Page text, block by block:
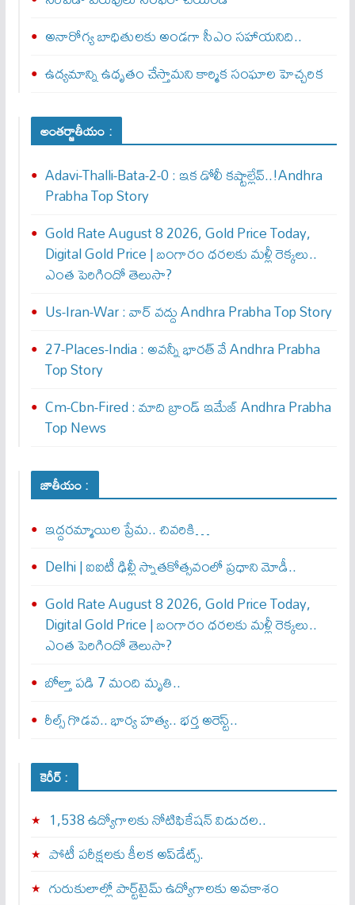
అనారోగ్య బాధితులకు అండగా సీఎం సహాయనిది..
ఉద్యమాన్ని ఉధృతం చేస్తామని కార్మిక సంఘాల హెచ్చరిక
అంతర్జాతీయం :
Adavi-Thalli-Bata-2-0 : ఇక డోలీ క‌ష్టాల్లేవ్..!Andhra
Prabha Top Story
Gold Rate August 8 2026, Gold Price Today,
Digital Gold Price | బంగారం ధరలకు మళ్లీ రెక్కలు..
ఎంత పెరిగిందో తెలుసా?
Us-Iran-War : వార్ వ‌ద్దు Andhra Prabha Top Story
27-Places-India : అవ‌న్నీ భార‌త్ వే Andhra Prabha
Top Story
Cm-Cbn-Fired : మాది బ్రాండ్ ఇమేజ్ Andhra Prabha
Top News
జాతీయం :
ఇద్దరమ్మాయిల ప్రేమ.. చివరికి…
Delhi | ఐఐటీ ఢిల్లీ స్నాతకోత్సవంలో ప్రధాని మోడీ..
Gold Rate August 8 2026, Gold Price Today,
Digital Gold Price | బంగారం ధరలకు మళ్లీ రెక్కలు..
ఎంత పెరిగిందో తెలుసా?
బోల్తా పడి 7 మంది మృతి..
రీల్స్ గొడవ.. భార్య హత్య.. భర్త అరెస్ట్..
కెరీర్ :
1,538 ఉద్యోగాలకు నోటిఫికేషన్ విడుదల..
పోటీ పరీక్షలకు కీలక అప్‌డేట్స్.
గురుకులాల్లో పార్ట్‌టైమ్ ఉద్యోగాలకు అవకాశం